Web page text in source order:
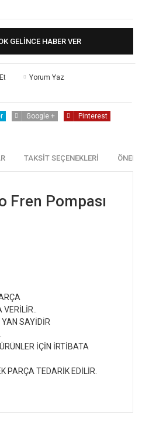
GELINCE HABER VER
Yorum Yaz
Google + Pinterest
TAKSIT SEÇENEKLERI
Fren Pompası
PARÇA
VERİLİR..
YAN SAYİDİR
İÇİN İRTİBATA
PARÇA TEDARİK EDİLİR.
açıklamalarında ve diğer